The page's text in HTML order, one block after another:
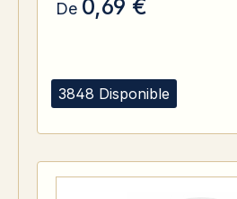
3848 Disponible
De 0,69 €